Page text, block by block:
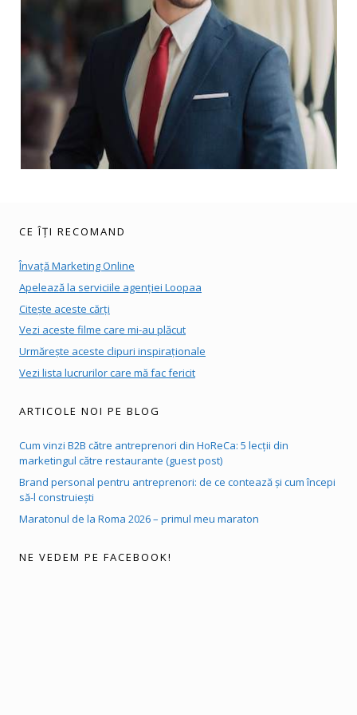
CE ÎȚI RECOMAND
Învață Marketing Online
Apelează la serviciile agenției Loopaa
Citește aceste cărți
Vezi aceste filme care mi-au plăcut
Urmărește aceste clipuri inspiraționale
Vezi lista lucrurilor care mă fac fericit
ARTICOLE NOI PE BLOG
Cum vinzi B2B către antreprenori din HoReCa: 5 lecții din
marketingul către restaurante (guest post)
Brand personal pentru antreprenori: de ce contează și cum începi
să-l construiești
Maratonul de la Roma 2026 – primul meu maraton
NE VEDEM PE FACEBOOK!